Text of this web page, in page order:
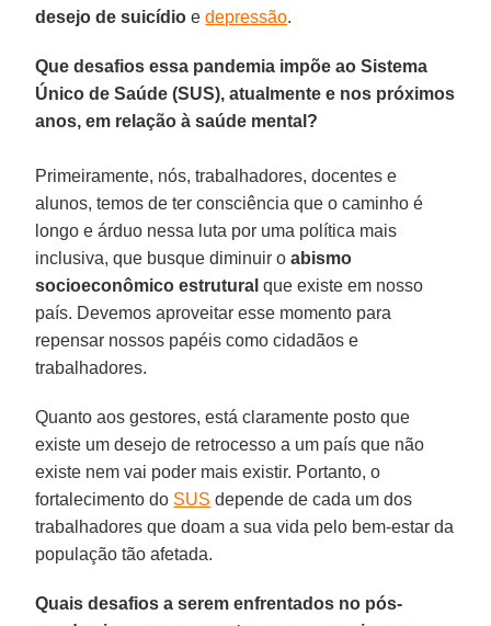
desejo de suicídio edepressão.
Que desafios essa pandemia impõe ao Sistema
Único de Saúde (SUS), atualmente e nos próximos
anos, em relação à saúde mental?
Primeiramente, nós, trabalhadores, docentes e
alunos, temos de ter consciência que o caminho é
longo e árduo nessa luta por uma política mais
inclusiva, que busque diminuir oabismo
socioeconômico estrutural que existe em nosso
país. Devemos aproveitar esse momento para
repensar nossos papéis como cidadãos e
trabalhadores.
Quanto aos gestores, está claramente posto que
existe um desejo de retrocesso a um país que não
existe nem vai poder mais existir. Portanto, o
fortalecimento do SUS depende de cada um dos
trabalhadores que doam a sua vida pelo bem-estar da
população tão afetada.
Quais desafios a serem enfrentados no pós-